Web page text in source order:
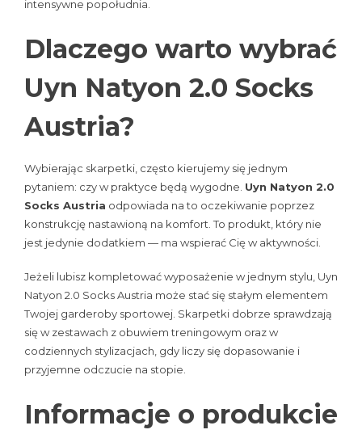
intensywne popołudnia.
Dlaczego warto wybrać
Uyn Natyon 2.0 Socks
Austria?
Wybierając skarpetki, często kierujemy się jednym
pytaniem: czy w praktyce będą wygodne. Uyn Natyon 2.0
Socks Austria odpowiada na to oczekiwanie poprzez
konstrukcję nastawioną na komfort. To produkt, który nie
jest jedynie dodatkiem — ma wspierać Cię w aktywności.
Jeżeli lubisz kompletować wyposażenie w jednym stylu, Uyn
Natyon 2.0 Socks Austria może stać się stałym elementem
Twojej garderoby sportowej. Skarpetki dobrze sprawdzają
się w zestawach z obuwiem treningowym oraz w
codziennych stylizacjach, gdy liczy się dopasowanie i
przyjemne odczucie na stopie.
Informacje o produkcie